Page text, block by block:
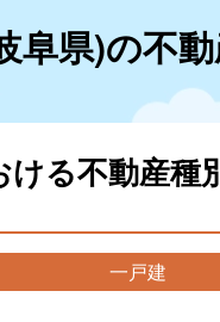
阜県)の不
ける不動産種
一戸建